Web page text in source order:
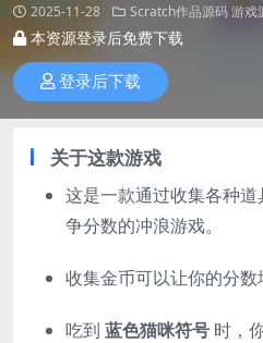
2025-11-28 Scratch作品源码游戏
本资源登录后免费下载
登录后下载
关于这款游戏
这是一款通过收集各种
争分数的冲浪游戏。
收集金币可以让你的分数
吃到 蓝色猫咪符号 时，